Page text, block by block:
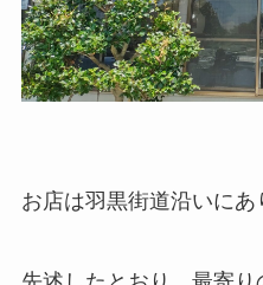
お店は羽黒街道沿いにあ